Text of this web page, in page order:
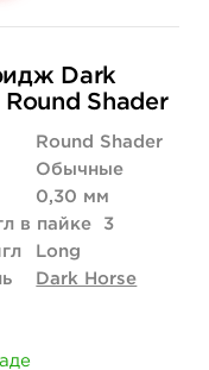
Dark
Round Shader
Round Shader
Обычные
0,30 мм
в пайке
3
Long
Dark Horse